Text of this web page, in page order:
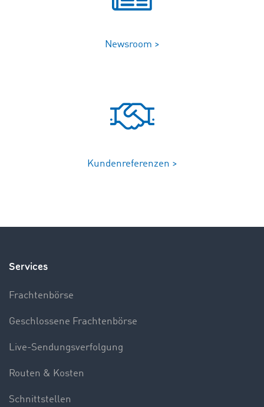
Newsroom >
Kundenreferenzen >
Services
Frachtenbörse
Geschlossene Frachtenbörse
Live-Sendungsverfolgung
Routen & Kosten
Schnittstellen